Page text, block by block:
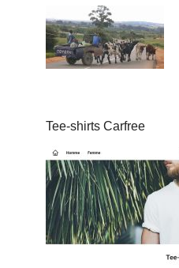
Tee-shirts Carfree